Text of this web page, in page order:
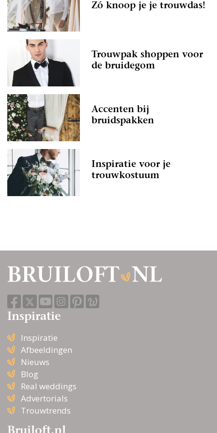
Zó knoop je je trouwdas!
Trouwpak shoppen voor
de bruidegom
Accenten bij
bruidspakken
Inspiratie voor je
trouwkostuum
Inspiratie
Inspiratie
Afbeeldingen
Nieuws
Blog
Real weddings
Advertorials
Trouwtrends